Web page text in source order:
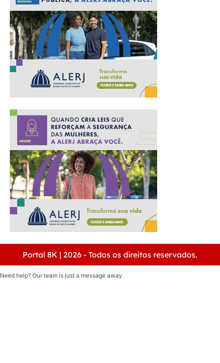
Portal 8K | 2026 - Todos os direitos reservados.
Need help? Our team is just a message away